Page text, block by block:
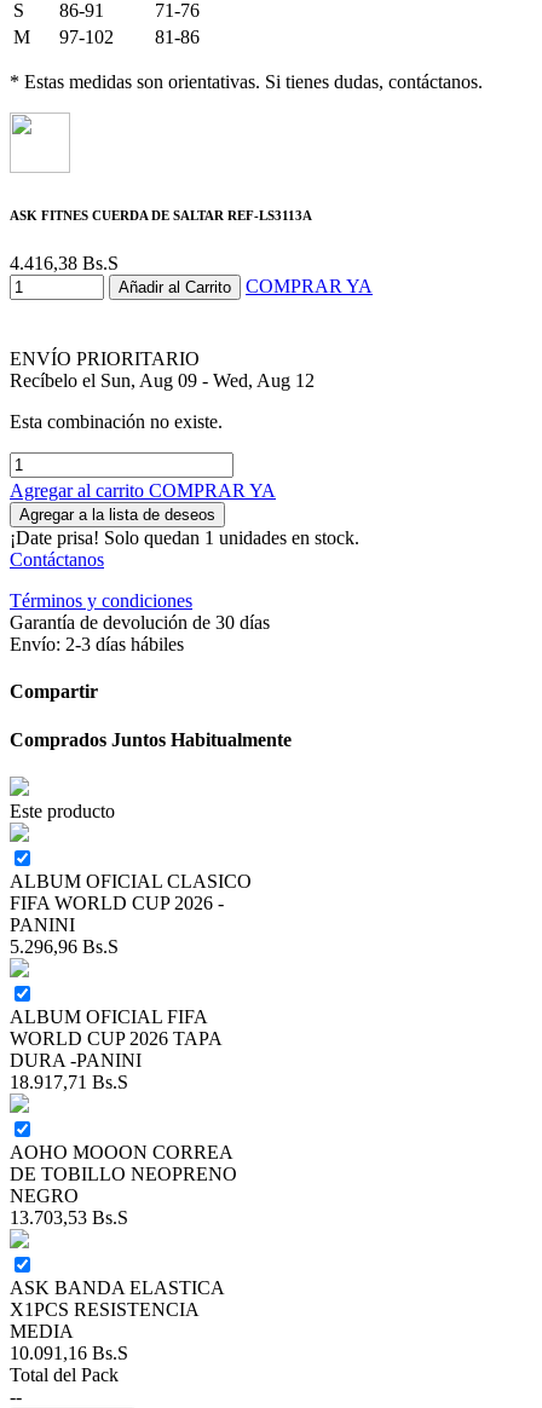
S 86-91
71-76
M
97-102 81-86
* Estas medidas son orientativas. Si tienes dudas, contáctanos.
ASK FITNES CUERDA DE SALTAR REF-LS3113A
4.416,38 Bs.S
Añadir al Carrito COMPRAR YA
ENVÍO PRIORITARIO
Recíbelo el Sun, Aug 09 - Wed, Aug 12
Esta combinación no existe.
Agregar al carrito COMPRAR YA
Agregar a la lista de deseos
¡Date prisa! Solo quedan 1 unidades en stock.
Contáctanos
Términos y condiciones
Garantía de devolución de 30 días
Envío: 2-3 días hábiles
Compartir
Comprados Juntos Habitualmente
Este producto
ALBUM OFICIAL CLASICO
FIFA WORLD CUP 2026 -
PANINI
5.296,96 Bs.S
ALBUM OFICIAL FIFA
WORLD CUP 2026 TAPA
DURA -PANINI
18.917,71 Bs.S
AOHO MOOON CORREA
DE TOBILLO NEOPRENO
NEGRO
13.703,53 Bs.S
ASK BANDA ELASTICA
X1PCS RESISTENCIA
MEDIA
10.091,16 Bs.S
Total del Pack
--